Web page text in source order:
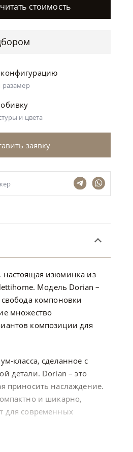
стоимость
и цвета
заявку
изюминка из
Модель Dorian –
компоновки
множество
композиции для
класса, сделанное с
детали. Dorian – это
приносить наслаждение.
и шикарно,
для современных